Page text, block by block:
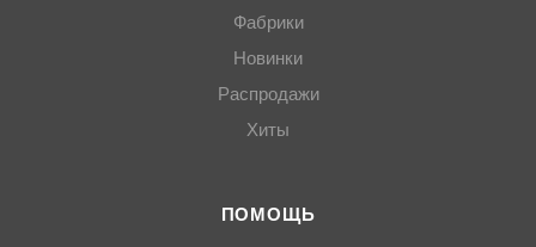
Фабрики
Новинки
Распродажи
Хиты
ПОМОЩЬ